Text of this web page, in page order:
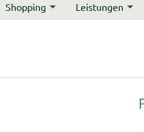
Shopping Leistungen